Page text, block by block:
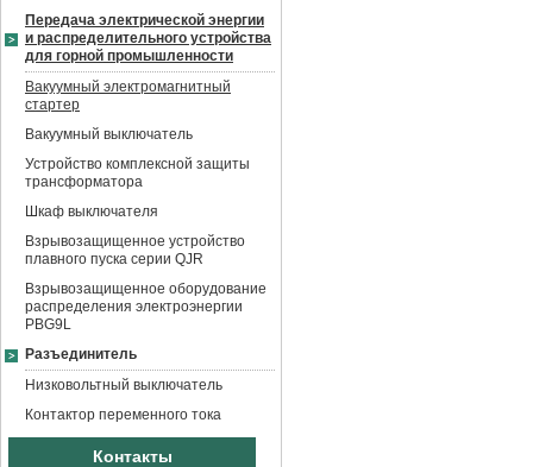
Передача электрической энергии
и распределительного устройства
для горной промышленности
Вакуумный электромагнитный
стартер
Вакуумный выключатель
Устройство комплексной защиты
трансформатора
Шкаф выключателя
Взрывозащищенное устройство
плавного пуска серии QJR
Взрывозащищенное оборудование
распределения электроэнергии
PBG9L
Разъединитель
Низковольтный выключатель
Контактор переменного тока
Контакты